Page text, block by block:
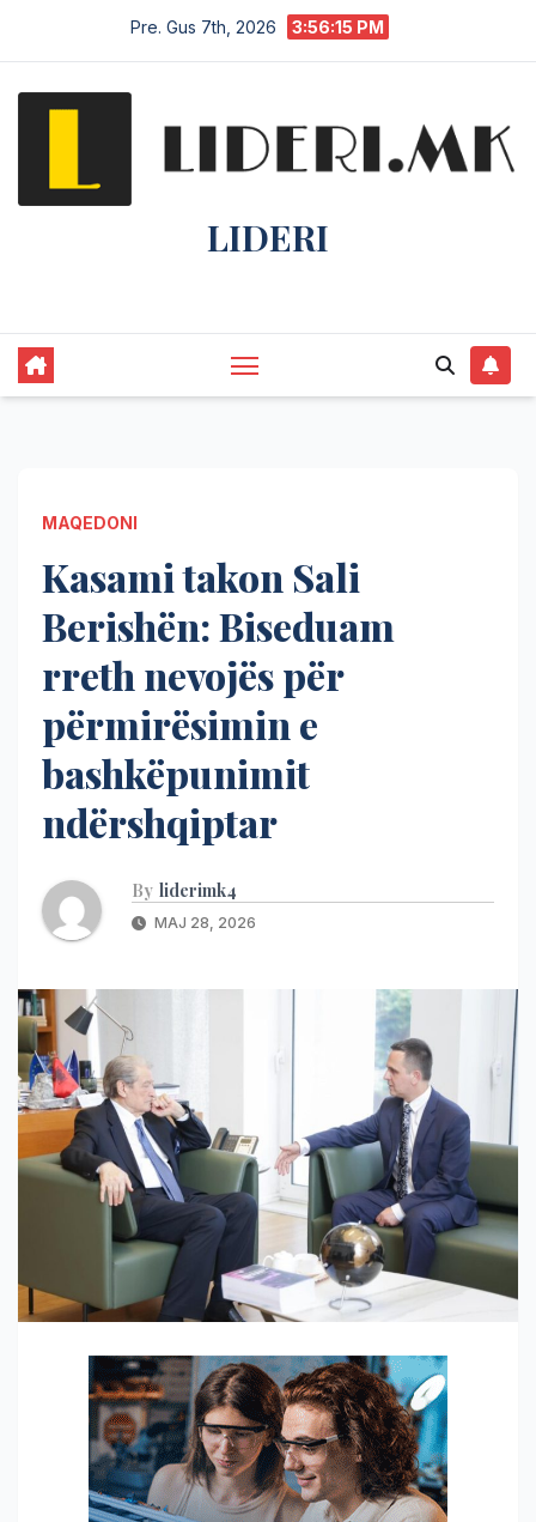
Pre. Gus 7th, 2026 3:56:15 PM
LIDERI
MAQEDONI
Kasami takon Sali
Berishën: Biseduam
rreth nevojës për
përmirësimin e
bashkëpunimit
ndërshqiptar
By liderimk4
MAJ 28, 2026